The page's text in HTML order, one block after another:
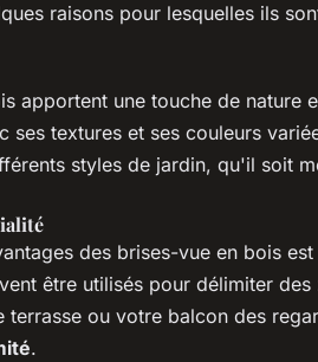
raisons pour lesquelles ils
apportent une touche de nature
ses textures et ses couleurs
styles de jardin, qu'il soit
des brises-vue en bois
être utilisés pour délimiter
ou votre balcon des
.